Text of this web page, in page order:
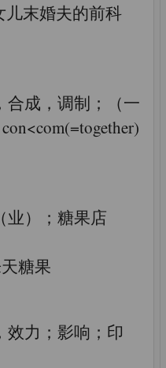
儿末婚夫的前科
合成，调制；（一
业）；糖果店
糖果
效力；影响；印